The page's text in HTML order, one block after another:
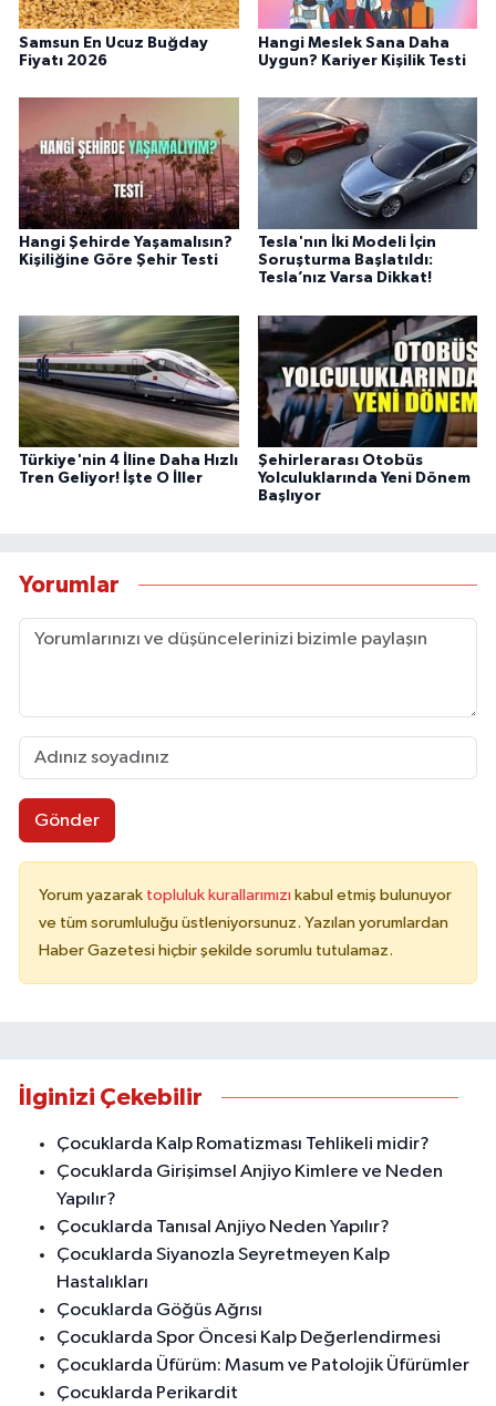
Samsun En Ucuz Buğday
Fiyatı 2026
Hangi Meslek Sana Daha
Uygun? Kariyer Kişilik Testi
Hangi Şehirde Yaşamalısın?
Kişiliğine Göre Şehir Testi
Tesla'nın İki Modeli İçin
Soruşturma Başlatıldı:
Tesla’nız Varsa Dikkat!
Türkiye'nin 4 İline Daha Hızlı
Tren Geliyor! İşte O İller
Şehirlerarası Otobüs
Yolculuklarında Yeni Dönem
Başlıyor
Yorumlar
Gönder
Yorum yazarak topluluk kurallarımızı kabul etmiş bulunuyor
ve tüm sorumluluğu üstleniyorsunuz. Yazılan yorumlardan
Haber Gazetesi hiçbir şekilde sorumlu tutulamaz.
İlginizi Çekebilir
Çocuklarda Kalp Romatizması Tehlikeli midir?
Çocuklarda Girişimsel Anjiyo Kimlere ve Neden
Yapılır?
Çocuklarda Tanısal Anjiyo Neden Yapılır?
Çocuklarda Siyanozla Seyretmeyen Kalp
Hastalıkları
Çocuklarda Göğüs Ağrısı
Çocuklarda Spor Öncesi Kalp Değerlendirmesi
Çocuklarda Üfürüm: Masum ve Patolojik Üfürümler
Çocuklarda Perikardit